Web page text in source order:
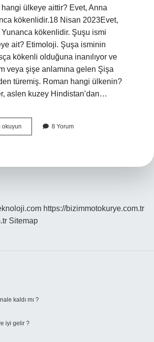
ülkeye aittir? Evet, Anna
kökenlidir.18 Nisan 2023Evet,
kökenlidir. Şuşu ismi
ait? Etimoloji. Şuşa isminin
kökenli olduğuna inanılıyor ve
veya şişe anlamına gelen Şişa
türemiş. Roman hangi ülkenin?
aslen kuzey Hindistan’dan…
okuyun
Ismi
8 Yorum
https://bizimmotokurye.com.tr
Sitemap
kaldı mı ?
iyi gelir ?